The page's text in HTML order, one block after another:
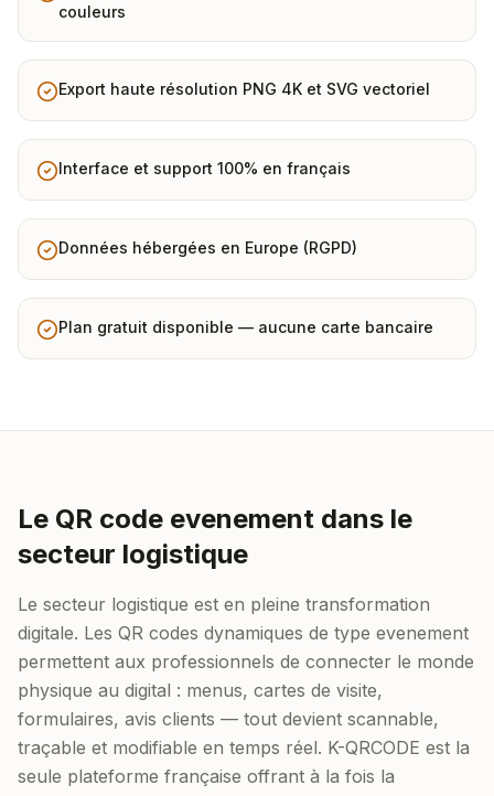
couleurs
Export haute résolution PNG 4K et SVG vectoriel
Interface et support 100% en français
Données hébergées en Europe (RGPD)
Plan gratuit disponible — aucune carte bancaire
Le QR code evenement dans le
secteur logistique
Le secteur logistique est en pleine transformation
digitale. Les QR codes dynamiques de type evenement
permettent aux professionnels de connecter le monde
physique au digital : menus, cartes de visite,
formulaires, avis clients — tout devient scannable,
traçable et modifiable en temps réel. K-QRCODE est la
seule plateforme française offrant à la fois la